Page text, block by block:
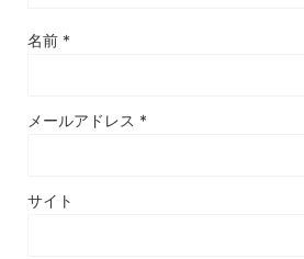
名前 *
メールアドレス *
サイト